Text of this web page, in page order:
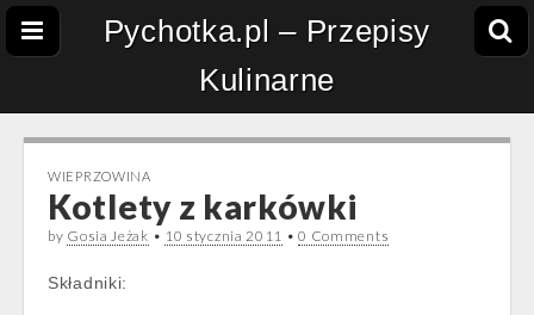
Pychotka.pl – Przepisy
Kulinarne
WIEPRZOWINA
Kotlety z karkówki
by Gosia Jeżak • 10 stycznia 2011 •0 Comments
Składniki: